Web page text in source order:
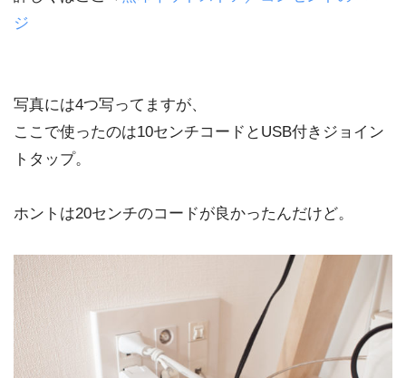
ジ
写真には4つ写ってますが、
ここで使ったのは10センチコードとUSB付きジョイン
トタップ。
ホントは20センチのコードが良かったんだけど。